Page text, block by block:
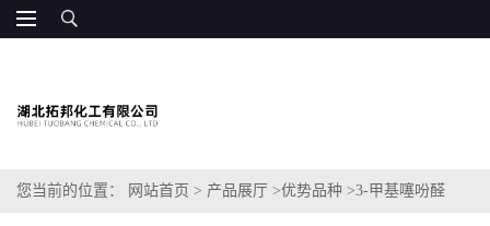
您当前的位置： 网站首页 > 产品展厅 >优势品种 >3-甲基噻吩醛